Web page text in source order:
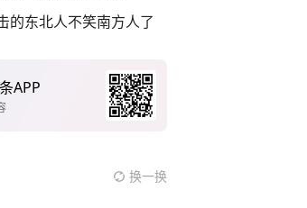
的东北人不笑南方人了
APP
换一换